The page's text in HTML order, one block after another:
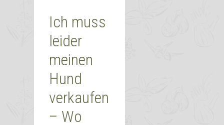
Ich muss
leider
meinen
Hund
verkaufen
– Wo